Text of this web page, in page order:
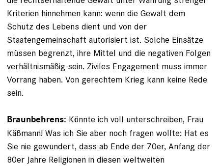
Kriterien hinnehmen kann: wenn die Gewalt dem
Schutz des Lebens dient und von der
Staatengemeinschaft autorisiert ist. Solche Einsätze
müssen begrenzt, ihre Mittel und die nega­tiven Folgen
verhältnismäßig sein. Ziviles Engagement muss immer
Vorrang haben. Von gerechtem Krieg kann keine Rede
sein.
Braunbehrens: Könnte ich voll unterschreiben, Frau
Käßmann! Was ich Sie aber noch fragen wollte: Hat es
Sie nie gewundert, dass ab Ende der 70er, Anfang der
80er Jahre Religionen in diesen weltweiten